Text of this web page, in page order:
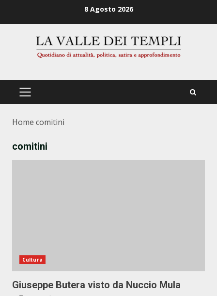
8 Agosto 2026
PRIMÄRES
Home comitini
comitini
Cultura
Giuseppe Butera visto da Nuccio Mula